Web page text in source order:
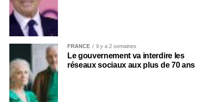
FRANCE Il y a 2 semaines
Le gouvernement va interdire les
réseaux sociaux aux plus de 70 ans